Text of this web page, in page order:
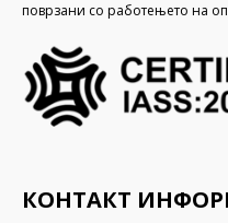
поврзани со работењето на
КОНТАКТ